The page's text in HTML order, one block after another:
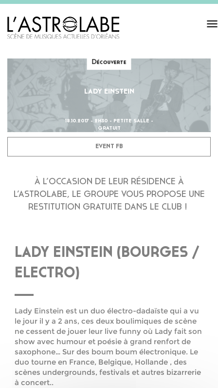
Découverte
LADY EINSTEIN
18.10.2017 - 2H30 - PETITE SALLE -
GRATUIT
EVENT FB
À L’OCCASION DE LEUR RÉSIDENCE À
L’ASTROLABE, LE GROUPE VOUS PROPOSE UNE
RESTITUTION GRATUITE DANS LE CLUB !
LADY EINSTEIN (BOURGES /
ELECTRO)
Lady Einstein est un duo électro-dadaïste qui a vu
le jour il y a 2 ans, ces deux boulimiques de scène
ne cessent de jouer leur live funny où Lady fait son
show avec humour et poésie à grand renfort de
saxophone… Sur des boum boum électronique. Le
duo tourne en France, Belgique, Hollande , des
scènes undergrounds, festivals et autres bizarrerie
à concert..